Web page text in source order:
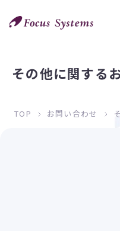
その他に関する
TOP お問い合わせ